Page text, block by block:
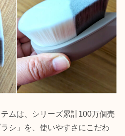
ムは、シリーズ累計100万個売
シ」を、使いやすさにこだわ